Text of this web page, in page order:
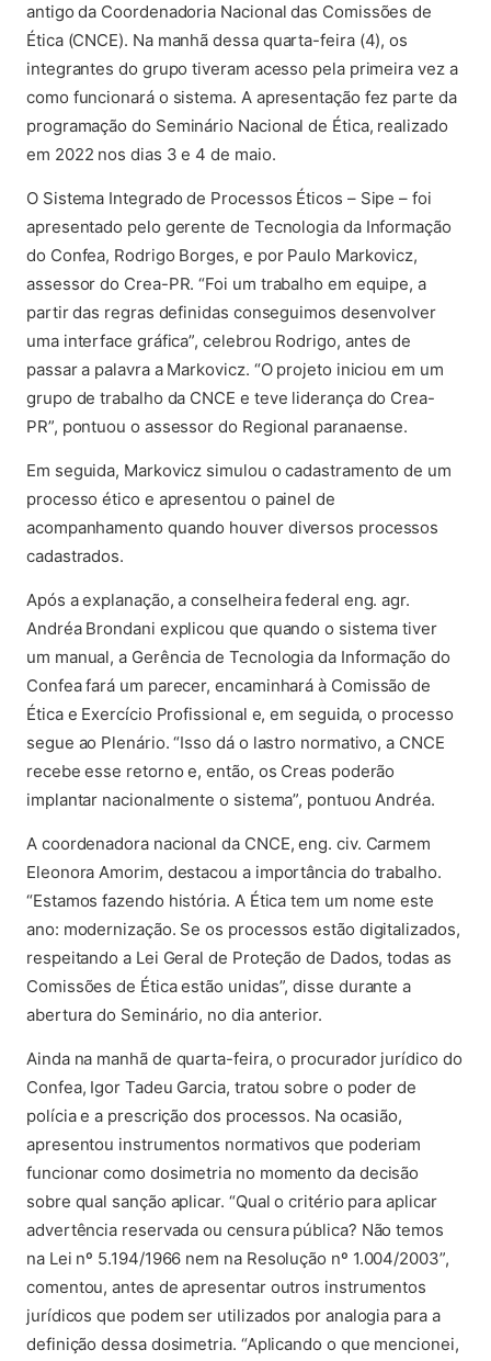
antigo da Coordenadoria Nacional das Comissões de
Ética (CNCE). Na manhã dessa quarta-feira (4), os
integrantes do grupo tiveram acesso pela primeira vez a
como funcionará o sistema. A apresentação fez parte da
programação do Seminário Nacional de Ética, realizado
em 2022 nos dias 3 e 4 de maio.
O Sistema Integrado de Processos Éticos – Sipe – foi
apresentado pelo gerente de Tecnologia da Informação
do Confea, Rodrigo Borges, e por Paulo Markovicz,
assessor do Crea-PR. “Foi um trabalho em equipe, a
partir das regras definidas conseguimos desenvolver
uma interface gráfica”, celebrou Rodrigo, antes de
passar a palavra a Markovicz. “O projeto iniciou em um
grupo de trabalho da CNCE e teve liderança do Crea-
PR”, pontuou o assessor do Regional paranaense.
Em seguida, Markovicz simulou o cadastramento de um
processo ético e apresentou o painel de
acompanhamento quando houver diversos processos
cadastrados.
Após a explanação, a conselheira federal eng. agr.
Andréa Brondani explicou que quando o sistema tiver
um manual, a Gerência de Tecnologia da Informação do
Confea fará um parecer, encaminhará à Comissão de
Ética e Exercício Profissional e, em seguida, o processo
segue ao Plenário. “Isso dá o lastro normativo, a CNCE
recebe esse retorno e, então, os Creas poderão
implantar nacionalmente o sistema”, pontuou Andréa.
A coordenadora nacional da CNCE, eng. civ. Carmem
Eleonora Amorim, destacou a importância do trabalho.
“Estamos fazendo história. A Ética tem um nome este
ano: modernização. Se os processos estão digitalizados,
respeitando a Lei Geral de Proteção de Dados, todas as
Comissões de Ética estão unidas”, disse durante a
abertura do Seminário, no dia anterior.
Ainda na manhã de quarta-feira, o procurador jurídico do
Confea, Igor Tadeu Garcia, tratou sobre o poder de
polícia e a prescrição dos processos. Na ocasião,
apresentou instrumentos normativos que poderiam
funcionar como dosimetria no momento da decisão
sobre qual sanção aplicar. “Qual o critério para aplicar
advertência reservada ou censura pública? Não temos
na Lei nº 5.194/1966 nem na Resolução nº 1.004/2003”,
comentou, antes de apresentar outros instrumentos
jurídicos que podem ser utilizados por analogia para a
definição dessa dosimetria. “Aplicando o que mencionei,